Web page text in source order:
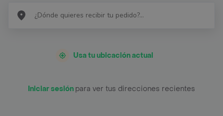
Usa tu ubicación actual
Iniciar sesión para ver tus direcciones recientes